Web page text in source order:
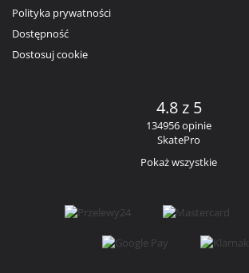
Polityka prywatności
Dostępność
Dostosuj cookie
4.8 z 5
134956 opinie
SkatePro
Pokaż wszystkie